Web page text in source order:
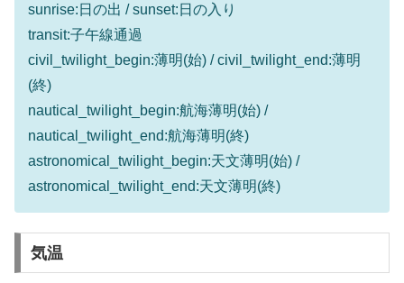
sunrise:日の出 / sunset:日の入り
transit:子午線通過
civil_twilight_begin:薄明(始) / civil_twilight_end:薄明
(終)
nautical_twilight_begin:航海薄明(始) /
nautical_twilight_end:航海薄明(終)
astronomical_twilight_begin:天文薄明(始) /
astronomical_twilight_end:天文薄明(終)
気温